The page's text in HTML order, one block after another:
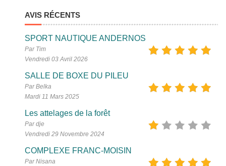
AVIS RÉCENTS
SPORT NAUTIQUE ANDERNOS
Par Tim
Vendredi 03 Avril 2026
SALLE DE BOXE DU PILEU
Par Belka
Mardi 11 Mars 2025
Les attelages de la forêt
Par dje
Vendredi 29 Novembre 2024
COMPLEXE FRANC-MOISIN
Par Nisana